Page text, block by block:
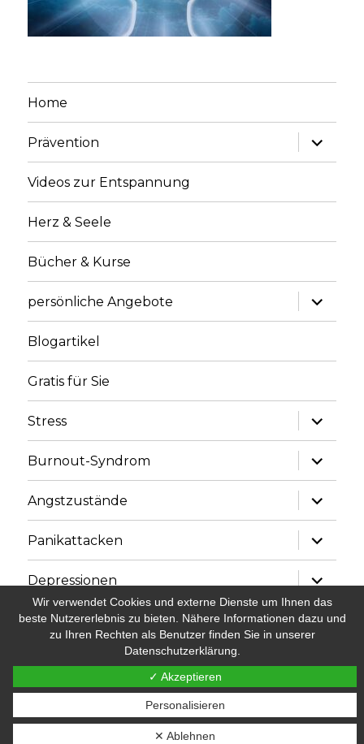
Home
Prävention
Videos zur Entspannung
Herz & Seele
Bücher & Kurse
persönliche Angebote
Blogartikel
Gratis für Sie
Stress
Burnout-Syndrom
Angstzustände
Panikattacken
Depressionen
Süchte & Zwänge
PUR HARMONY – Vom Stress befreit
von WordPress
Wir verwendet Cookies und externe Dienste um Ihnen das
beste Nutzererlebnis zu bieten. Nähere Informationen dazu und
zu Ihren Rechten als Benutzer finden Sie in unserer
Datenschutzerklärung.
✓ Akzeptieren
Personalisieren
✕ Ablehnen